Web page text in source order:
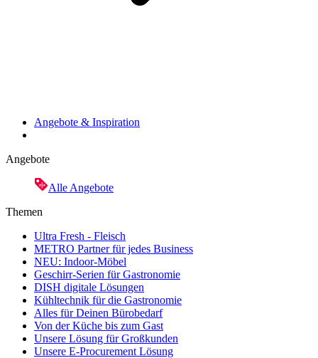
Angebote & Inspiration
Angebote
Alle Angebote
Themen
Ultra Fresh - Fleisch
METRO Partner für jedes Business
NEU: Indoor-Möbel
Geschirr-Serien für Gastronomie
DISH digitale Lösungen
Kühltechnik für die Gastronomie
Alles für Deinen Bürobedarf
Von der Küche bis zum Gast
Unsere Lösung für Großkunden
Unsere E-Procurement Lösung